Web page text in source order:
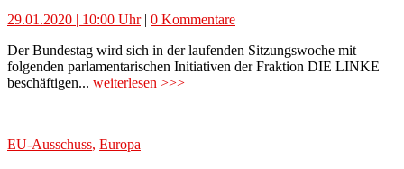
29.01.2020 | 10:00 Uhr| 0 Kommentare
Der Bundestag wird sich in der laufenden Sitzungswoche mit
folgenden parlamentarischen Initiativen der Fraktion DIE LINKE
beschäftigen... weiterlesen >>>
EU-Ausschuss, Europa